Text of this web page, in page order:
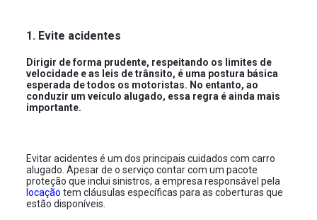
1. Evite acidentes
Dirigir de forma prudente, respeitando os limites de
velocidade e as leis de trânsito, é uma postura básica
esperada de todos os motoristas. No entanto, ao
conduzir um veículo alugado, essa regra é ainda mais
importante.
Evitar acidentes é um dos principais cuidados com carro
alugado. Apesar de o serviço contar com um pacote
proteção que inclui sinistros, a empresa responsável pela
locação tem cláusulas específicas para as coberturas que
estão disponíveis.